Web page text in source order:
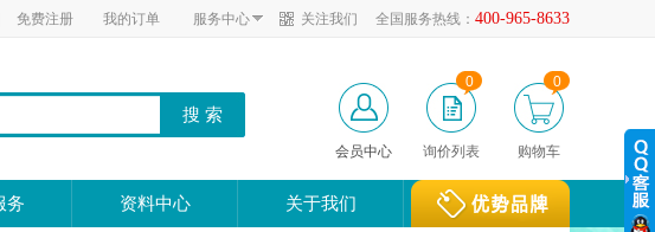
全国服务热线： 400-965-8633
关注我们
服务中心
免费注册 我的订单
会员中心 询价列表
0
购物车
0
务 资料中心 关于我们